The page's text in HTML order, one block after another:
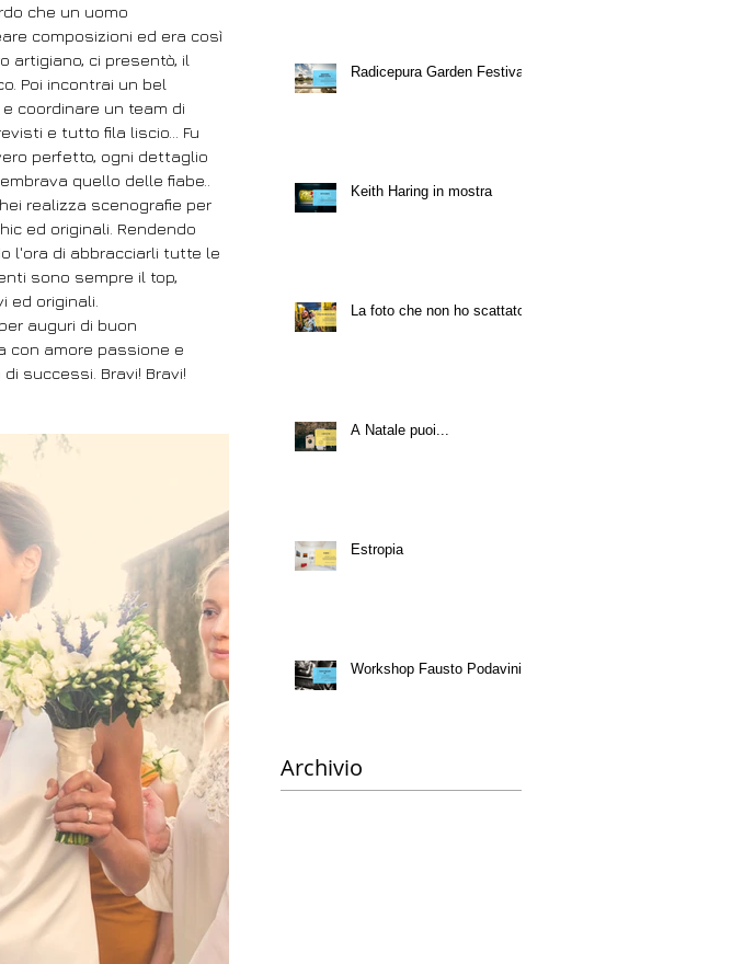
che un uomo
composizioni ed era così
artigiano, ci presentò, il
Poi incontrai un bel
coordinare un team di
e tutto fila liscio... Fu
perfetto, ogni dettaglio
quello delle fiabe..
realizza scenografie per
ed originali. Rendendo
l'ora di abbracciarli tutte le
sono sempre il top,
ed originali.
auguri di buon
con amore passione e
successi. Bravi! Bravi!
Radicepura Garden Festival
Keith Haring in mostra
La foto che non ho scattato
A Natale puoi...
Estropia
Workshop Fausto Podavini
Archivio